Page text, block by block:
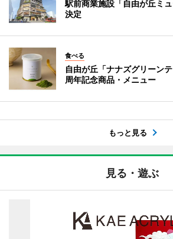
駅前商業施設「自由が丘ミ
決定
食べる
自由が丘「ナナズグリーン
周年記念商品・メニュー
もっと見る
見る・遊ぶ